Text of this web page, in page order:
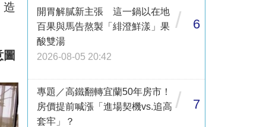
造
開胃解膩新主張 這一鍋以在地
百果與馬告熬製「緋澄鮮漾」果
酸雙湯
2026-08-05 20:42
/ 6
專題／高鐵翻轉宜蘭50年房市！
房價提前喊漲「進場契機vs.追高
套牢」？
/ 7